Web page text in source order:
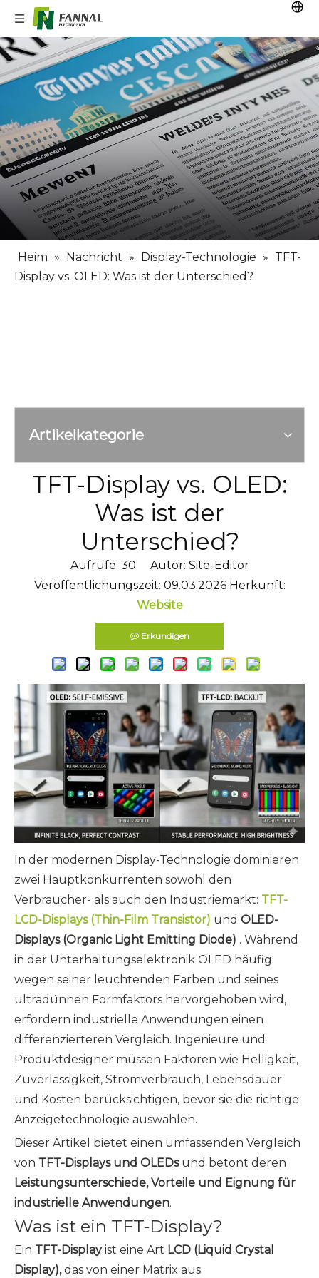
Heim » Nachricht » Display-Technologie » TFT-
Display vs. OLED: Was ist der Unterschied?
Artikelkategorie
TFT-Display vs. OLED:
Was ist der
Unterschied?
Aufrufe: 30 Autor: Site-Editor
Veröffentlichungszeit: 09.03.2026 Herkunft:
Website
Erkundigen
In der modernen Display-Technologie dominieren
zwei Hauptkonkurrenten sowohl den
Verbraucher- als auch den Industriemarkt: TFT-
LCD-Displays (Thin-Film Transistor) und OLED-
Displays (Organic Light Emitting Diode) . Während
in der Unterhaltungselektronik OLED häufig
wegen seiner leuchtenden Farben und seines
ultradünnen Formfaktors hervorgehoben wird,
erfordern industrielle Anwendungen einen
differenzierteren Vergleich. Ingenieure und
Produktdesigner müssen Faktoren wie Helligkeit,
Zuverlässigkeit, Stromverbrauch, Lebensdauer
und Kosten berücksichtigen, bevor sie die richtige
Anzeigetechnologie auswählen.
Dieser Artikel bietet einen umfassenden Vergleich
von TFT-Displays und OLEDs und betont deren
Leistungsunterschiede, Vorteile und Eignung für
industrielle Anwendungen.
Was ist ein TFT-Display?
Ein TFT-Displayist eine Art LCD (Liquid Crystal
Display),das von einer Matrix aus